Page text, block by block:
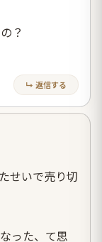
？
↳ 返信する
せいで売り切
った、て思